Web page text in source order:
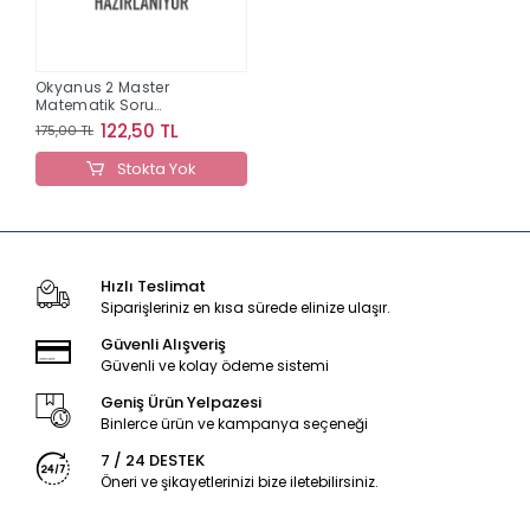
Okyanus 2 Master
Matematik Soru
Bankasi
175,00 TL 122,50 TL
Stokta Yok
Hızlı Teslimat
Siparişleriniz en kısa sürede elinize ulaşır.
Güvenli Alışveriş
Güvenli ve kolay ödeme sistemi
Geniş Ürün Yelpazesi
Binlerce ürün ve kampanya seçeneği
7 / 24 DESTEK
Öneri ve şikayetlerinizi bize iletebilirsiniz.